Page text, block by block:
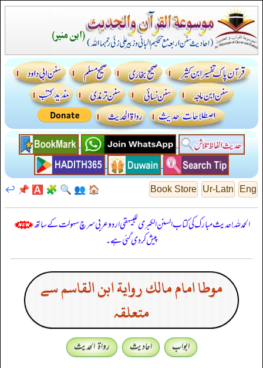
Eng
Ur-Latn
Book Store
🏠
👥
🔍
🧩
🅰️
📌
↩️
الحمدللہ! حدیث مبارک کی کتاب السنن الكبرى للبيهقي اردو عربی سرچ سہولت کے ساتھ
پیش کر دی گئی ہے۔
موطا امام مالك رواية ابن القاسم سے
متعلقہ
ابواب احادیث
رواۃ الحدیث